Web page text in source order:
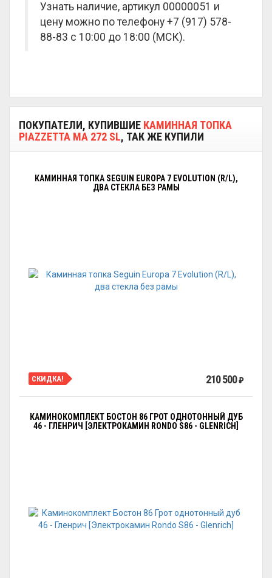
Узнать наличие, артикул 00000051 и
цену можно по телефону +7 (917) 578-
88-83 с 10:00 до 18:00 (МСК).
ПОКУПАТЕЛИ, КУПИВШИЕ КАМИННАЯ ТОПКА
PIAZZETTA MA 272 SL, ТАК ЖЕ КУПИЛИ
КАМИННАЯ ТОПКА SEGUIN EUROPA 7 EVOLUTION (R/L),
ДВА СТЕКЛА БЕЗ РАМЫ
СКИДКА! 210 500₽
КАМИНОКОМПЛЕКТ БОСТОН 86 ГРОТ ОДНОТОННЫЙ ДУБ
46 - ГЛЕНРИЧ [ЭЛЕКТРОКАМИН RONDO S86 - GLENRICH]